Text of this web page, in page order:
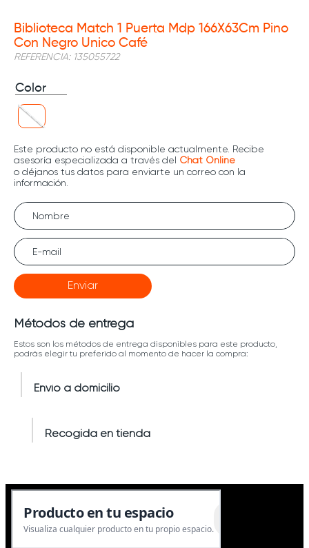
Biblioteca Match 1 Puerta Mdp 166X63Cm Pino
Con Negro Unico Café
REFERENCIA: 135055722
Color
Enviar
Métodos de entrega
Estos son los métodos de entrega disponibles para este producto,
podrás elegir tu preferido al momento de hacer la compra:
Envío a domicilio
Recogida en tienda